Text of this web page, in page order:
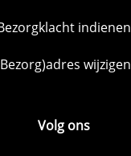
indienen
wijzigen
Volg ons